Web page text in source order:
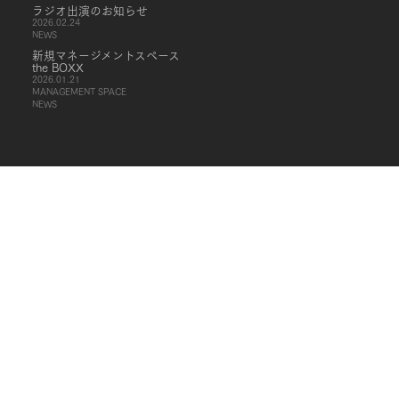
ラジオ出演のお知らせ
2026.02.24
NEWS
新規マネージメントスペース
the BOXX
2026.01.21
MANAGEMENT SPACE
NEWS